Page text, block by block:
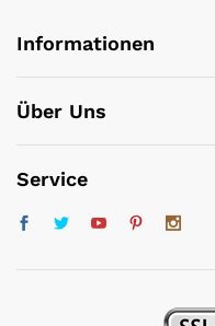
Informationen
Über Uns
Service